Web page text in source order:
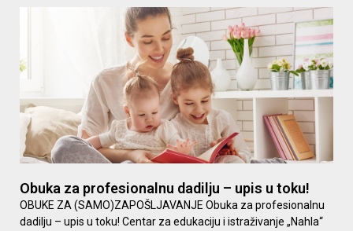
Obuka za profesionalnu dadilju – upis u toku!
OBUKE ZA (SAMO)ZAPOŠLJAVANJE Obuka za profesionalnu
dadilju – upis u toku! Centar za edukaciju i istraživanje „Nahla“